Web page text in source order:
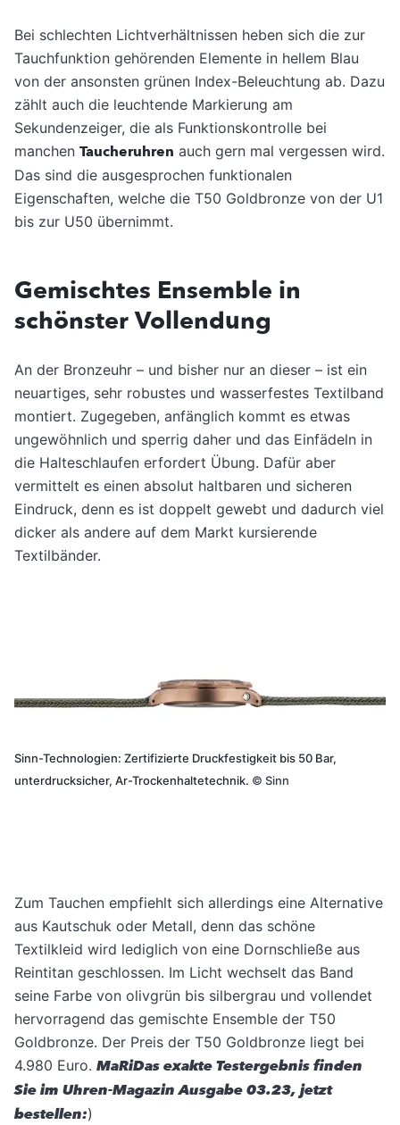
Bei schlechten Lichtverhältnissen heben sich die zur
Tauchfunktion gehörenden Elemente in hellem Blau
von der ansonsten grünen Index-Beleuchtung ab. Dazu
zählt auch die leuchtende Markierung am
Sekundenzeiger, die als Funktionskontrolle bei
manchen Taucheruhren auch gern mal vergessen wird.
Das sind die ausgesprochen funktionalen
Eigenschaften, welche die T50 Goldbronze von der U1
bis zur U50 übernimmt.
Gemischtes Ensemble in
schönster Vollendung
An der Bronzeuhr – und bisher nur an dieser – ist ein
neuartiges, sehr robustes und wasserfestes Textilband
montiert. Zugegeben, anfänglich kommt es etwas
ungewöhnlich und sperrig daher und das Einfädeln in
die Halteschlaufen erfordert Übung. Dafür aber
vermittelt es einen absolut haltbaren und sicheren
Eindruck, denn es ist doppelt gewebt und dadurch viel
dicker als andere auf dem Markt kursierende
Textilbänder.
Sinn-Technologien: Zertifizierte Druckfestigkeit bis 50 Bar,
unterdrucksicher, Ar-Trockenhaltetechnik. © Sinn
Zum Tauchen empfiehlt sich allerdings eine Alternative
aus Kautschuk oder Metall, denn das schöne
Textilkleid wird lediglich von eine Dornschließe aus
Reintitan geschlossen. Im Licht wechselt das Band
seine Farbe von olivgrün bis silbergrau und vollendet
hervorragend das gemischte Ensemble der T50
Goldbronze. Der Preis der T50 Goldbronze liegt bei
4.980 Euro. MaRiDas exakte Testergebnis finden
Sie im Uhren-Magazin Ausgabe 03.23, jetzt
bestellen:)